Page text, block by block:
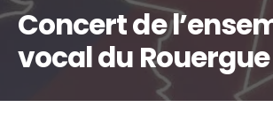
Concert de
vocal du Rouergue